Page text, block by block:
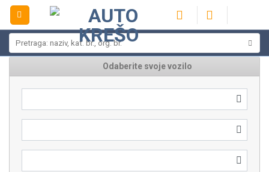
Skip
content
Odaberite svoje vozilo